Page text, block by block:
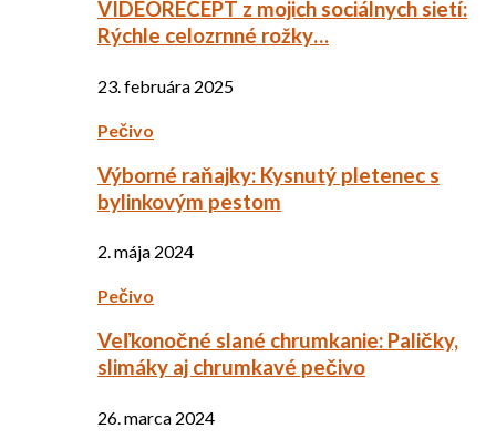
VIDEORECEPT z mojich sociálnych sietí:
Rýchle celozrnné rožky…
23. februára 2025
Pečivo
Výborné raňajky: Kysnutý pletenec s
bylinkovým pestom
2. mája 2024
Pečivo
Veľkonočné slané chrumkanie: Paličky,
slimáky aj chrumkavé pečivo
26. marca 2024